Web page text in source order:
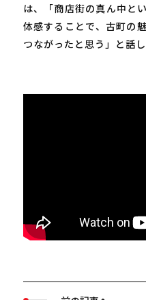
は、「商店街の真ん中と
体感することで、古町の
つながったと思う」と話し